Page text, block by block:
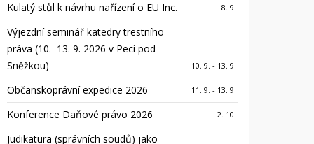
Kulatý stůl k návrhu nařízení o EU Inc. 8. 9.
Výjezdní seminář katedry trestního
práva (10.–13. 9. 2026 v Peci pod
Sněžkou)
10. 9. - 13. 9.
Občanskoprávní expedice 2026 11. 9. - 13. 9.
Konference Daňové právo 2026 2. 10.
Judikatura (správních soudů) jako